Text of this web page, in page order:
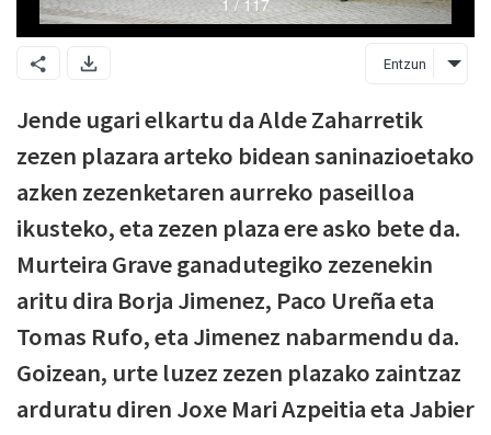
Entzun
Jende ugari elkartu da Alde Zaharretik
zezen plazara arteko bidean saninazioetako
azken zezenketaren aurreko paseilloa
ikusteko, eta zezen plaza ere asko bete da.
Murteira Grave ganadutegiko zezenekin
aritu dira Borja Jimenez, Paco Ureña eta
Tomas Rufo, eta Jimenez nabarmendu da.
Goizean, urte luzez zezen plazako zaintzaz
arduratu diren Joxe Mari Azpeitia eta Jabier